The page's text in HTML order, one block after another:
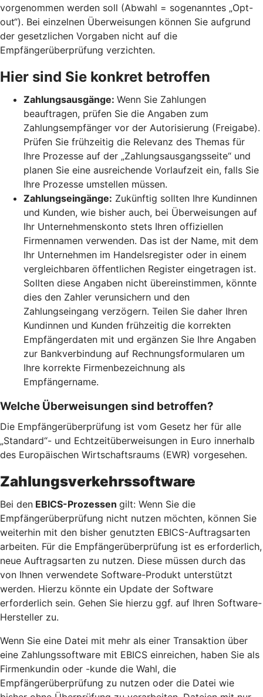
vorgenommen werden soll (Abwahl = sogenanntes „Opt-
out“). Bei einzelnen Überweisungen können Sie aufgrund
der gesetzlichen Vorgaben nicht auf die
Empfängerüberprüfung verzichten.
Hier sind Sie konkret betroffen
Zahlungsausgänge: Wenn Sie Zahlungen
beauftragen, prüfen Sie die Angaben zum
Zahlungsempfänger vor der Autorisierung (Freigabe).
Prüfen Sie frühzeitig die Relevanz des Themas für
Ihre Prozesse auf der „Zahlungsausgangsseite“ und
planen Sie eine ausreichende Vorlaufzeit ein, falls Sie
Ihre Prozesse umstellen müssen.
Zahlungseingänge: Zukünftig sollten Ihre Kundinnen
und Kunden, wie bisher auch, bei Überweisungen auf
Ihr Unternehmenskonto stets Ihren offiziellen
Firmennamen verwenden. Das ist der Name, mit dem
Ihr Unternehmen im Handelsregister oder in einem
vergleichbaren öffentlichen Register eingetragen ist.
Sollten diese Angaben nicht übereinstimmen, könnte
dies den Zahler verunsichern und den
Zahlungseingang verzögern. Teilen Sie daher Ihren
Kundinnen und Kunden frühzeitig die korrekten
Empfängerdaten mit und ergänzen Sie Ihre Angaben
zur Bankverbindung auf Rechnungsformularen um
Ihre korrekte Firmenbezeichnung als
Empfängername.
Welche Überweisungen sind betroffen?
Die Empfängerüberprüfung ist vom Gesetz her für alle
„Standard“- und Echtzeitüberweisungen in Euro innerhalb
des Europäischen Wirtschaftsraums (EWR) vorgesehen.
Zahlungsverkehrssoftware
Bei den EBICS-Prozessen gilt: Wenn Sie die
Empfängerüberprüfung nicht nutzen möchten, können Sie
weiterhin mit den bisher genutzten EBICS-Auftragsarten
arbeiten. Für die Empfängerüberprüfung ist es erforderlich,
neue Auftragsarten zu nutzen. Diese müssen durch das
von Ihnen verwendete Software-Produkt unterstützt
werden. Hierzu könnte ein Update der Software
erforderlich sein. Gehen Sie hierzu ggf. auf Ihren Software-
Hersteller zu.
Wenn Sie eine Datei mit mehr als einer Transaktion über
eine Zahlungssoftware mit EBICS einreichen, haben Sie als
Firmenkundin oder -kunde die Wahl, die
Empfängerüberprüfung zu nutzen oder die Datei wie